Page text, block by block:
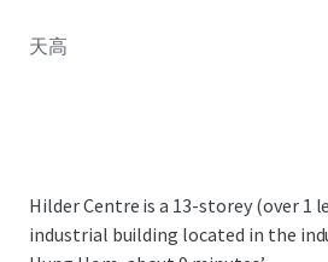
天高
Hilder Centre is a 13-storey (over 1
industrial building located in the